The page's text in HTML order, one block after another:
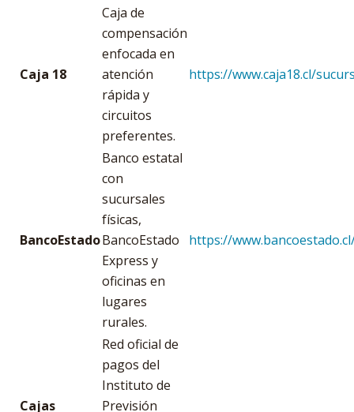
Caja 18
Caja de
compensación
enfocada en
atención
rápida y
circuitos
preferentes.
https://www.caja18.cl/
BancoEstado
Banco estatal
con
sucursales
físicas,
BancoEstado
Express y
oficinas en
lugares
rurales.
https://
Cajas
Red oficial de
pagos del
Instituto de
Previsión